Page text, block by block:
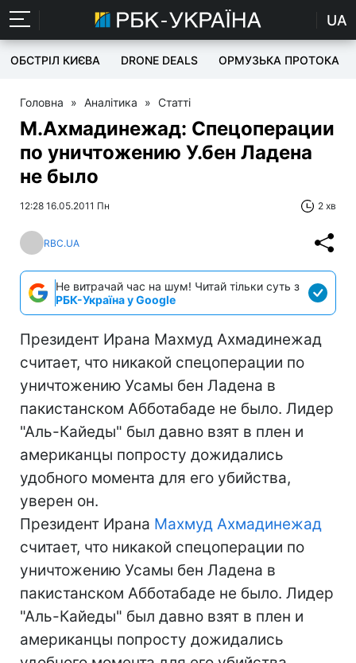
UA
ОБСТРІЛ КИЄВА DRONE DEALS ОРМУЗЬКА ПРОТОКА
Головна » Аналітика » Статті
М.Ахмадинежад: Спецоперации
по уничтожению У.бен Ладена
не было
12:28 16.05.2011 Пн 2 хв
RBC.UA
Не витрачай час на шум! Читай тільки суть з
РБК-Україна у Google
Президент Ирана Махмуд Ахмадинежад
считает, что никакой спецоперации по
уничтожению Усамы бен Ладена в
пакистанском Абботабаде не было. Лидер
"Аль-Кайеды" был давно взят в плен и
американцы попросту дожидались
удобного момента для его убийства,
уверен он.
Президент Ирана Махмуд Ахмадинежад
считает, что никакой спецоперации по
уничтожению Усамы бен Ладена в
пакистанском Абботабаде не было. Лидер
"Аль-Кайеды" был давно взят в плен и
американцы попросту дожидались